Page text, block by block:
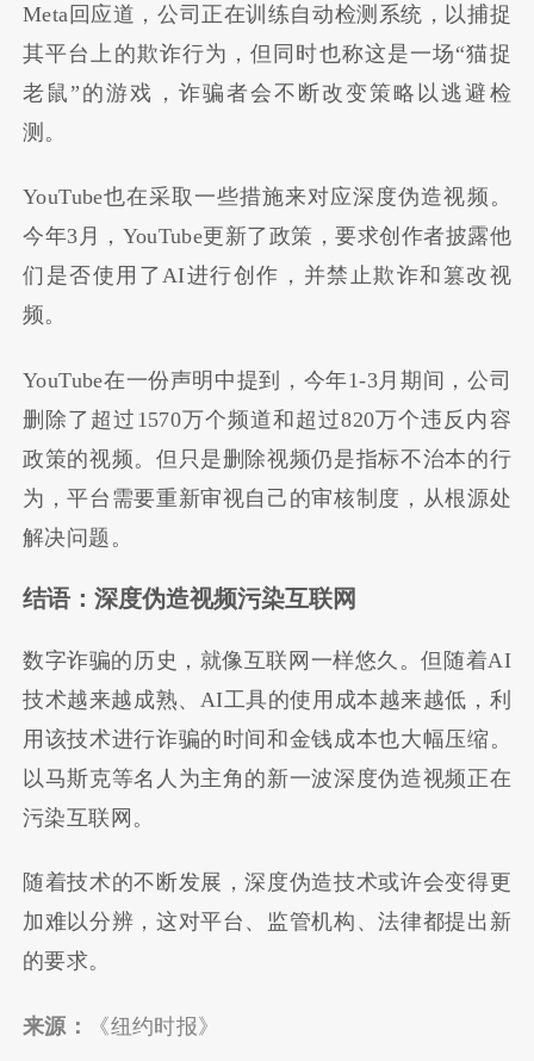
Meta回应道，公司正在训练自动检测系统，以捕捉
其平台上的欺诈行为，但同时也称这是一场“猫捉
老鼠”的游戏，诈骗者会不断改变策略以逃避检
测。
YouTube也在采取一些措施来对应深度伪造视频。
今年3月，YouTube更新了政策，要求创作者披露他
们是否使用了AI进行创作，并禁止欺诈和篡改视
频。
YouTube在一份声明中提到，今年1-3月期间，公司
删除了超过1570万个频道和超过820万个违反内容
政策的视频。但只是删除视频仍是指标不治本的行
为，平台需要重新审视自己的审核制度，从根源处
解决问题。
结语：深度伪造视频污染互联网
数字诈骗的历史，就像互联网一样悠久。但随着AI
技术越来越成熟、AI工具的使用成本越来越低，利
用该技术进行诈骗的时间和金钱成本也大幅压缩。
以马斯克等名人为主角的新一波深度伪造视频正在
污染互联网。
随着技术的不断发展，深度伪造技术或许会变得更
加难以分辨，这对平台、监管机构、法律都提出新
的要求。
来源： 《纽约时报》